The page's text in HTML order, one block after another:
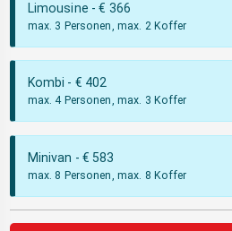
Limousine - € 366
max. 3 Personen, max. 2 Koffer
Kombi - € 402
max. 4 Personen, max. 3 Koffer
Minivan - € 583
max. 8 Personen, max. 8 Koffer